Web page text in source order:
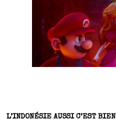
L’INDONÉSIE AUSSI C’EST BIEN